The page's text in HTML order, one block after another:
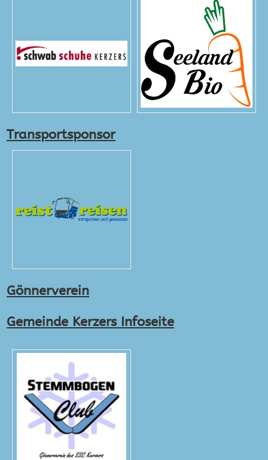
Transportsponsor
Gönnerverein
Gemeinde Kerzers Infoseite